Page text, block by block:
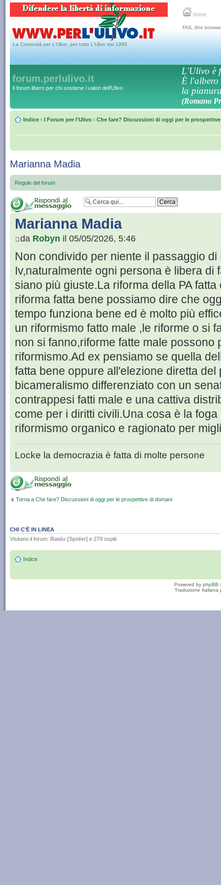
home
La Comunità per L'Ulivo, per tutto L'Ulivo dal 1995
FAIL (the
forum.perlulivo.it
Il forum libero per chi sostiene i valori dell'Ulivo
L'Ulivo è
È l'albero
la
(Romano
Indice ‹ I Forum per l'Ulivo ‹ Che fare? Discussioni di oggi per le
Marianna Madia
Regole del forum
Marianna Madia
da Robyn il 05/05/2026, 5:46
Non condivido per niente il passaggio
Iv,naturalmente ogni persona è libera di
siano più giuste.La riforma della PA
riforma fatta bene possiamo dire che
tempo funziona bene ed è molto più
un riformismo fatto male ,le riforme o si
non si fanno,riforme fatte male possono
riformismo.Ad ex pensiamo se quella
fatta bene oppure all'elezione diretta
bicameralismo differenziato con un
contrappesi fatti male e una cattiva
come per i diritti civili.Una cosa è la
riformismo organico e ragionato per
Locke la democrazia è fatta di molte persone
Torna a Che fare? Discussioni di oggi per le prospettive di domani
CHI C’È IN LINEA
Visitano il forum: Baidu [Spider] e 279 ospiti
Indice
Powered by phpBB
Traduzione Italiana